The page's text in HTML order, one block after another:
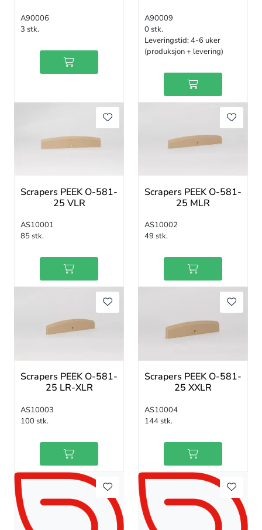
A90006
3 stk.
A90009
0 stk.
Leveringstid:4-6 uker
(produksjon + levering)
Scrapers PEEK O-581-
25 VLR
AS10001
85 stk.
Scrapers PEEK O-581-
25 MLR
AS10002
49 stk.
Scrapers PEEK O-581-
25 LR-XLR
AS10003
100 stk.
Scrapers PEEK O-581-
25 XXLR
AS10004
144 stk.